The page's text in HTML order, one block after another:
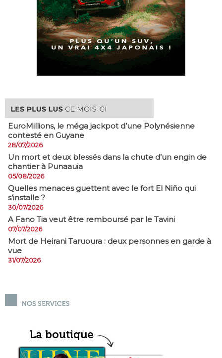
EuroMillions, ​le méga jackpot d’une Polynésienne
contesté en Guyane
28/07/2026
​Un mort et deux blessés dans la chute d’un engin de
chantier à Punaauia
05/08/2026
Quelles menaces guettent avec le fort El Niño qui
s’installe ?
30/07/2026
A Fano Tia veut être remboursé par le Tavini
07/07/2026
Mort de Heirani Taruoura : deux personnes en garde à
vue
31/07/2026